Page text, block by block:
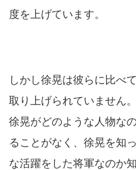
度を上げています。
しかし徐晃は彼らに比べ
取り上げられていません
徐晃がどのような人物な
ることがなく、徐晃を知
な活躍をした将軍なのか